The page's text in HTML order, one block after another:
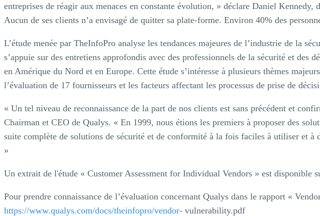
entreprises de réagir aux menaces en constante évolution, » déclare Daniel
Aucun de ses clients n’a envisagé de quitter sa plate-forme. Environ 40% des
L’étude menée par TheInfoPro analyse les tendances majeures de l’industrie de la
s’appuie sur des entretiens approfondis avec des professionnels de la sécurité et
en Amérique du Nord et en Europe. Cette étude s’intéresse à plusieurs thèmes
l’évaluation de 17 fournisseurs et les facteurs affectant les processus de prise de
« Un tel niveau de reconnaissance de la part de nos clients est sans précédent et
Chairman et CEO de Qualys. « En 1999, nous étions les premiers à proposer des
suite complète de solutions de sécurité et de conformité à la fois faciles à utiliser et
»
Un extrait de l'étude « Customer Assessment for Individual Vendors » est disponible
Pour prendre connaissance de l’évaluation concernant Qualys dans le rapport «
https://www.qualys.com/docs/theinfopro/vendor- vulnerability.pdf